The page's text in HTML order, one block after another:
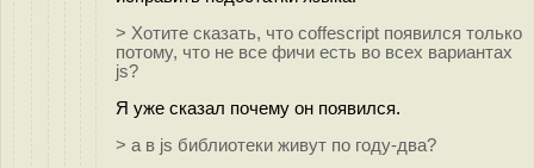
> Хотите сказать, что coffescript появился только
потому, что не все фичи есть во всех вариантах
js?
Я уже сказал почему он появился.
> а в js библиотеки живут по году-два?